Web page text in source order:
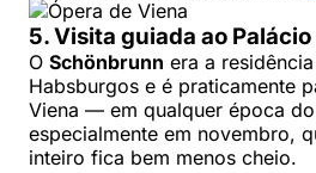
5. Visita guiada ao
O Schönbrunn era a
Habsburgos e é praticamente
Viena — em qualquer época
especialmente em novembro,
inteiro fica bem menos cheio.